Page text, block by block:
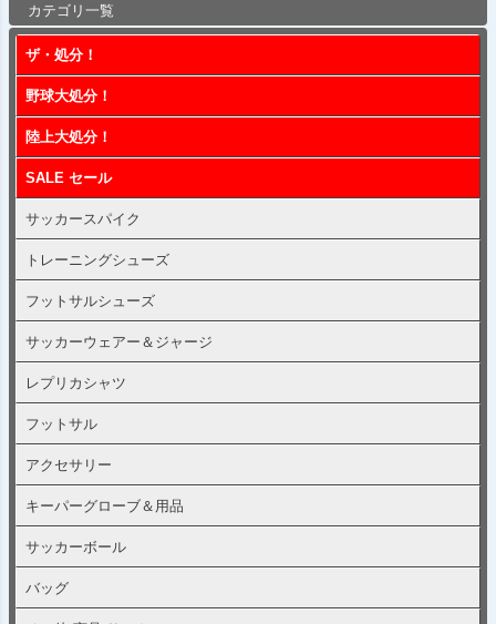
カテゴリ一覧
ザ・処分！
野球大処分！
陸上大処分！
SALE セール
サッカースパイク
トレーニングシューズ
フットサルシューズ
サッカーウェアー＆ジャージ
レプリカシャツ
フットサル
アクセサリー
キーパーグローブ＆用品
サッカーボール
バッグ
ップ